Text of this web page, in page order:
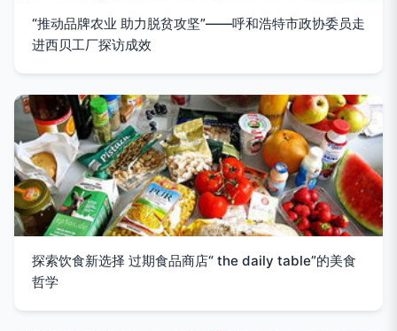
“推动品牌农业 助力脱贫攻坚”——呼和浩特市政协委员走
进西贝工厂探访成效
探索饮食新选择 过期食品商店“ the daily table”的美食
哲学